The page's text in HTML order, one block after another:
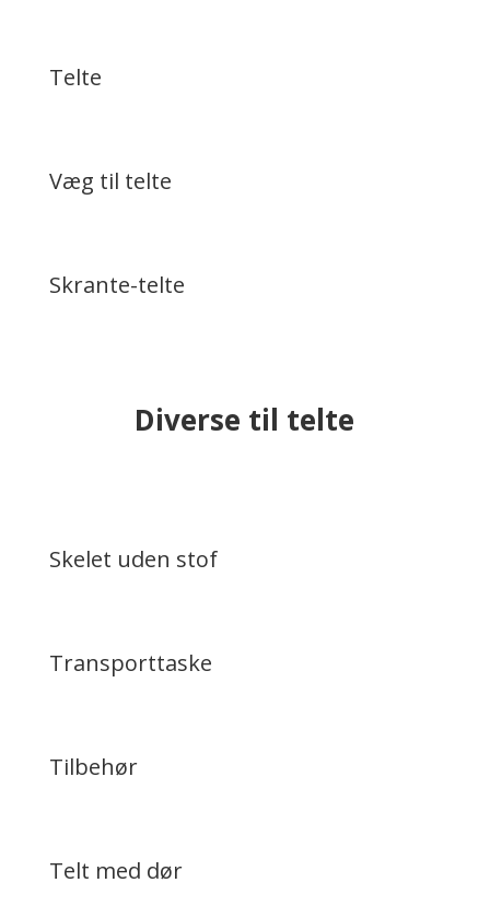
Telte
Væg til telte
Skrante-telte
Diverse til telte
Skelet uden stof
Transporttaske
Tilbehør
Telt med dør